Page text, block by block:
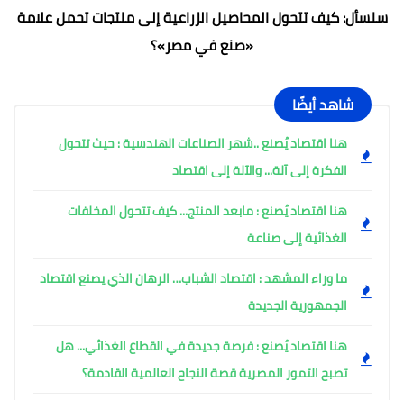
سنسأل: كيف تتحول المحاصيل الزراعية إلى منتجات تحمل علامة
«صنع في مصر»؟
شاهد أيضًا
هنا اقتصاد يُصنع ..شهر الصناعات الهندسية : حيث تتحول
الفكرة إلى آلة... والآلة إلى اقتصاد
هنا اقتصاد يُصنع : مابعد المنتج... كيف تتحول المخلفات
الغذائية إلى صناعة
ما وراء المشهد : اقتصاد الشباب… الرهان الذي يصنع اقتصاد
الجمهورية الجديدة
هنا اقتصاد يُصنع : فرصة جديدة في القطاع الغذائي... هل
تصبح التمور المصرية قصة النجاح العالمية القادمة؟